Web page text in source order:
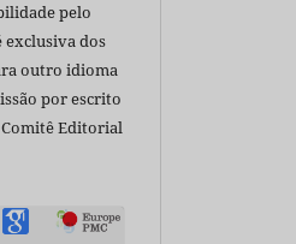
pelo
exclusiva dos
outro idioma
por escrito
Editorial